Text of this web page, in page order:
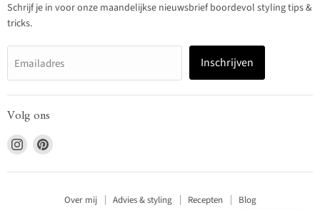
Schrijf je in voor onze maandelijkse nieuwsbrief boordevol styling tips &
tricks.
Emailadres Inschrijven
Volg ons
Vind
ons
op
Vind
op
Over mij Advies & styling Recepten Blog